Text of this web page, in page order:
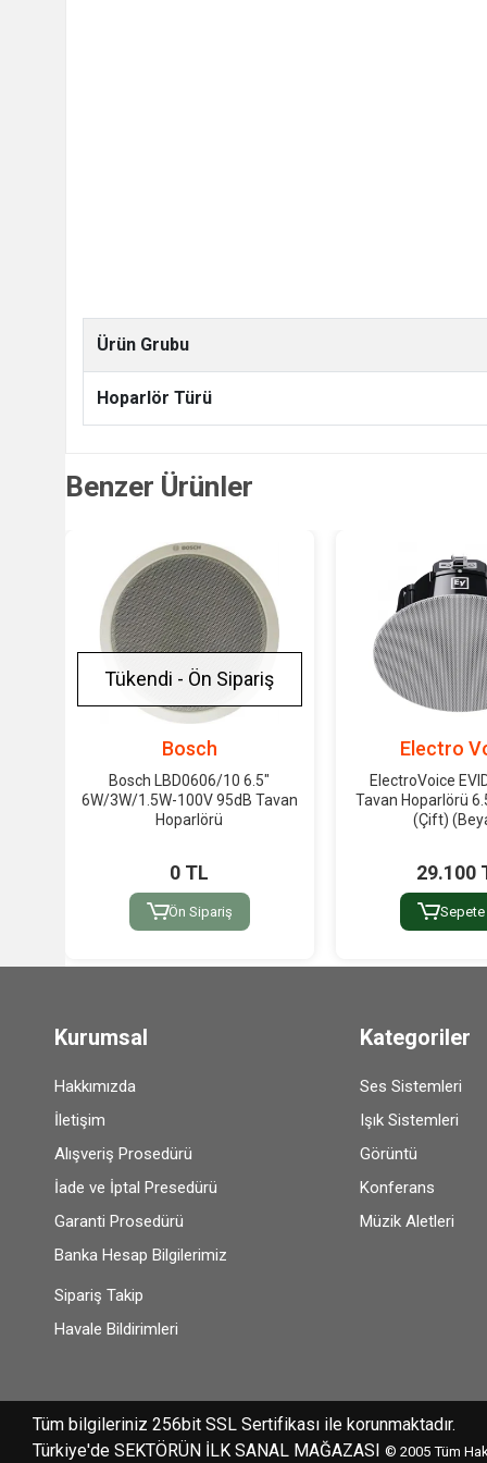
Ürün Grubu
Hoparlör Türü
Benzer Ürünler
Tükendi - Ön Sipariş
Bosch
Bosch LBD0606/10 6.5"
6W/3W/1.5W-100V 95dB Tavan
Hoparlörü
0 TL
Ön Sipariş
Electro
ElectroVoice
Tavan Hoparlörü
(Çift)
29.100
Kurumsal
Hakkımızda
İletişim
Alışveriş Prosedürü
İade ve İptal Presedürü
Garanti Prosedürü
Banka Hesap Bilgilerimiz
Sipariş Takip
Havale Bildirimleri
Kategoriler
Ses Sistemleri
Işık Sistemleri
Görüntü
Konferans
Müzik Aletleri
Tüm bilgileriniz 256bit SSL Sertifikası ile korunmaktadır.
Türkiye'de SEKTÖRÜN İLK SANAL MAĞAZASI© 2005Tüm